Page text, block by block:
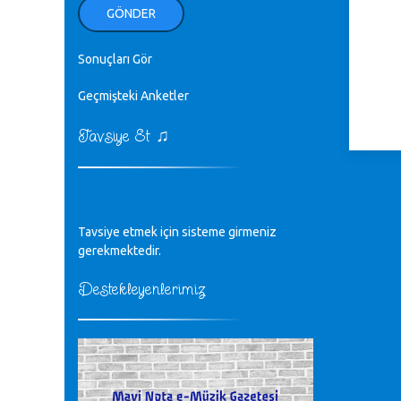
ellerinden benim için öpün.
Kurtuluş Çelebi - 07.01.2023
♪
Mavi Nota - 24.11.2022
♪
Biliyorum Cüneyt bey, yazımda da
♪
sayın müfit bey bilgilerinizi kontrol
edi 6440 sayılı cso kurulrş kanununda
GÖNDER
Sonuçları Gör
Geçmişteki Anketler
Tavsiye Et ♫
Tavsiye etmek için sisteme girmeniz
gerekmektedir.
Destekleyenlerimiz